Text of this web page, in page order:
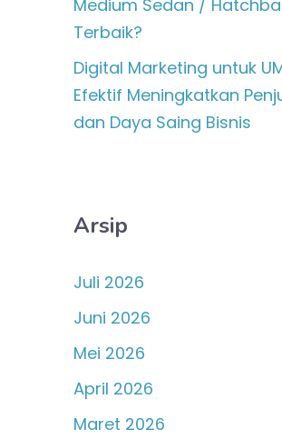
Medium Sedan /
Terbaik?
Digital Marketing untuk
Efektif Meningkatkan
dan Daya Saing Bisnis
Arsip
Juli 2026
Juni 2026
Mei 2026
April 2026
Maret 2026